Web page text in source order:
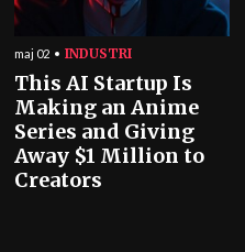
maj 02 INDUSTRI
This AI Startup Is
Making an Anime
Series and Giving
Away $1 Million to
Creators